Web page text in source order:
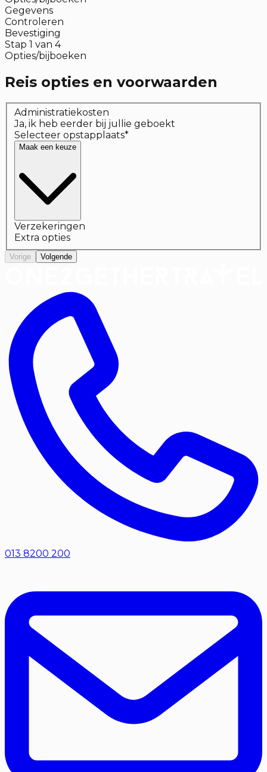
Gegevens
Controleren
Bevestiging
Stap 1 van 4
Opties/bijboeken
Reis opties en voorwaarden
Administratiekosten
Ja, ik heb eerder bij jullie geboekt
Selecteer opstapplaats*
Maak een keuze
Verzekeringen
Extra opties
Vorige Volgende
013 8200 200